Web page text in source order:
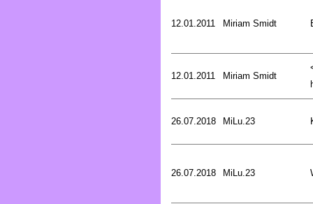
12.01.2011 Miriam Smidt
12.01.2011 Miriam Smidt
26.07.2018 MiLu.23
26.07.2018 MiLu.23